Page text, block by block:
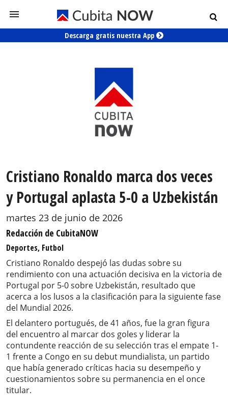
Descarga gratis nuestra App
Cristiano Ronaldo marca dos veces
y Portugal aplasta 5-0 a Uzbekistán
martes 23 de junio de 2026
Redacción de CubitaNOW
Deportes, Futbol
Cristiano Ronaldo despejó las dudas sobre su
rendimiento con una actuación decisiva en la victoria de
Portugal por 5-0 sobre Uzbekistán, resultado que
acerca a los lusos a la clasificación para la siguiente fase
del Mundial 2026.
El delantero portugués, de 41 años, fue la gran figura
del encuentro al marcar dos goles y liderar la
contundente reacción de su selección tras el empate 1-
1 frente a Congo en su debut mundialista, un partido
que había generado críticas hacia su desempeño y
cuestionamientos sobre su permanencia en el once
titular.